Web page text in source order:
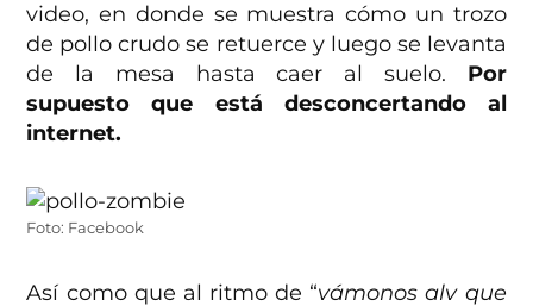
video, en donde se muestra cómo un trozo
de pollo crudo se retuerce y luego se levanta
de la mesa hasta caer al suelo. Por
supuesto que está desconcertando al
internet.
Foto: Facebook
Así como que al ritmo de “vámonos alv que